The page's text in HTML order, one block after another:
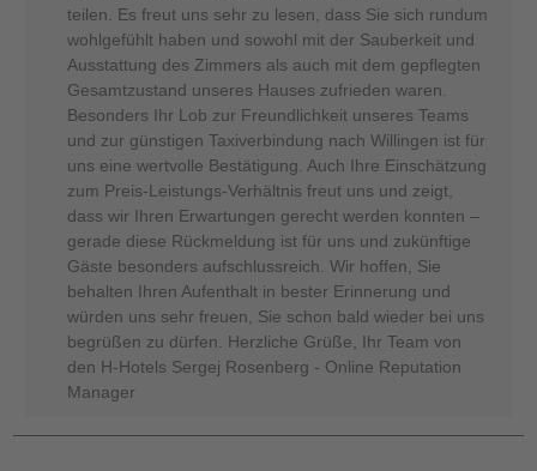
teilen. Es freut uns sehr zu lesen, dass Sie sich rundum
wohlgefühlt haben und sowohl mit der Sauberkeit und
Ausstattung des Zimmers als auch mit dem gepflegten
Gesamtzustand unseres Hauses zufrieden waren.
Besonders Ihr Lob zur Freundlichkeit unseres Teams
und zur günstigen Taxiverbindung nach Willingen ist für
uns eine wertvolle Bestätigung. Auch Ihre Einschätzung
zum Preis-Leistungs-Verhältnis freut uns und zeigt,
dass wir Ihren Erwartungen gerecht werden konnten –
gerade diese Rückmeldung ist für uns und zukünftige
Gäste besonders aufschlussreich. Wir hoffen, Sie
behalten Ihren Aufenthalt in bester Erinnerung und
würden uns sehr freuen, Sie schon bald wieder bei uns
begrüßen zu dürfen. Herzliche Grüße, Ihr Team von
den H-Hotels Sergej Rosenberg - Online Reputation
Manager